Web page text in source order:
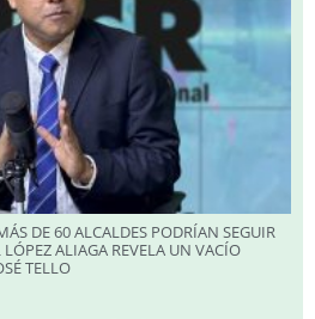
DE 60 ALCALDES PODRÍAN SEGUIR
LÓPEZ ALIAGA REVELA UN VACÍO
TELLO